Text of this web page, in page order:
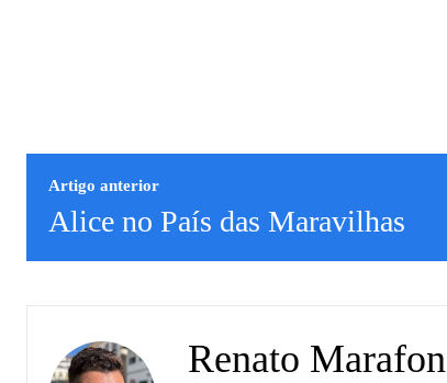
Artigo anterior
Alice no País das Maravilhas
Renato Marafon